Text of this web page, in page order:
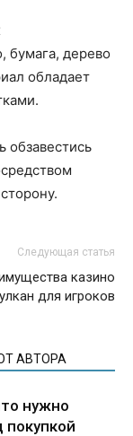
бумага, дерево
обладает
обзавестись
Следующая статья
казино
для игроков
АВТОРА
нужно
покупкой